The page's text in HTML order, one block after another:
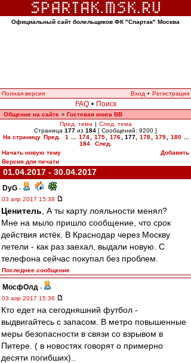
Официальный сайт болельщиков ФК "Спартак" Москва
Полная версия Вход • Регистрация
FAQ • Поиск
Общение на сайте » Гостевая книга ВВ
Пред. тема | След. тема
Страница 177 из 184 [ Сообщений: 9200 ]
На страницу Пред. 1 174 175 176 177, 178 179 180
184
След.
Начать новую тему
Добавить
Версия для печати
01.04.2017 - 30.04.2017
DyG -
03 апр 2017 15:38
Ценитель , А ты карту лояльности менял?
Мне на мыло пришло сообщение, что срок
действия истёк. В Краснодар через Москву
летели - как раз заехал, выдали новую. С
телефона сейчас покупал без проблем.
Последнее сообщение
МосфОлд -
03 апр 2017 15:36
Кто едет на сегодняшний футбол -
выдвигайтесь с запасом. В метро повышенные
меры безопасности в связи со взрывом в
Питере. ( в новостях говорят о примерно
десяти погибших)..